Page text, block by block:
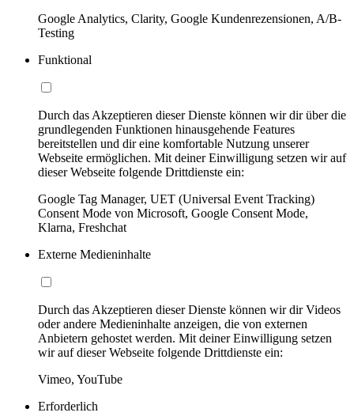
Google Analytics, Clarity, Google Kundenrezensionen, A/B-
Testing
Funktional
Durch das Akzeptieren dieser Dienste können wir dir über die
grundlegenden Funktionen hinausgehende Features
bereitstellen und dir eine komfortable Nutzung unserer
Webseite ermöglichen. Mit deiner Einwilligung setzen wir auf
dieser Webseite folgende Drittdienste ein:
Google Tag Manager, UET (Universal Event Tracking)
Consent Mode von Microsoft, Google Consent Mode,
Klarna, Freshchat
Externe Medieninhalte
Durch das Akzeptieren dieser Dienste können wir dir Videos
oder andere Medieninhalte anzeigen, die von externen
Anbietern gehostet werden. Mit deiner Einwilligung setzen
wir auf dieser Webseite folgende Drittdienste ein:
Vimeo, YouTube
Erforderlich